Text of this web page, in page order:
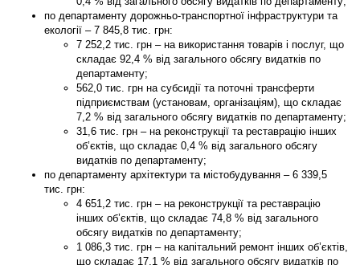
по департаменту дорожньо-транспортної інфраструктури та
екології – 7 845,8 тис. грн:
7 252,2 тис. грн – на використання товарів і послуг, що
складає 92,4 % від загального обсягу видатків по
департаменту;
562,0 тис. грн на субсидії та поточні трансферти
підприємствам (установам, організаціям), що складає
7,2 % від загального обсягу видатків по департаменту;
31,6 тис. грн – на реконструкції та реставрацію інших
об’єктів, що складає 0,4 % від загального обсягу
видатків по департаменту;
по департаменту архітектури та містобудування – 6 339,5
тис. грн:
4 651,2 тис. грн – на реконструкції та реставрацію
інших об’єктів, що складає 74,8 % від загального
обсягу видатків по департаменту;
1 086,3 тис. грн – на капітальний ремонт інших об’єктів,
що складає 17,1 % від загального обсягу видатків по